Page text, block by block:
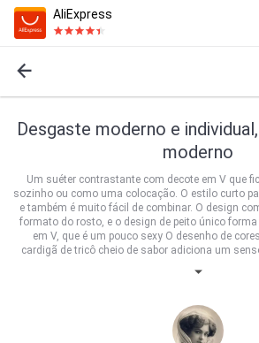
AliExpress
Desgaste moderno e
moderno
Um suéter contrastante com decote em V que
sozinho ou como uma colocação. O estilo curto
e também é muito fácil de combinar. O design
formato do rosto, e o design de peito único
em V, que é um pouco sexy O desenho de
cardigã de tricô cheio de sabor adiciona um